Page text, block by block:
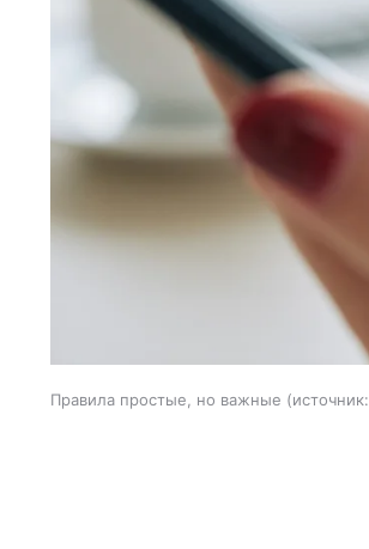
Правила простые, но важные источник: